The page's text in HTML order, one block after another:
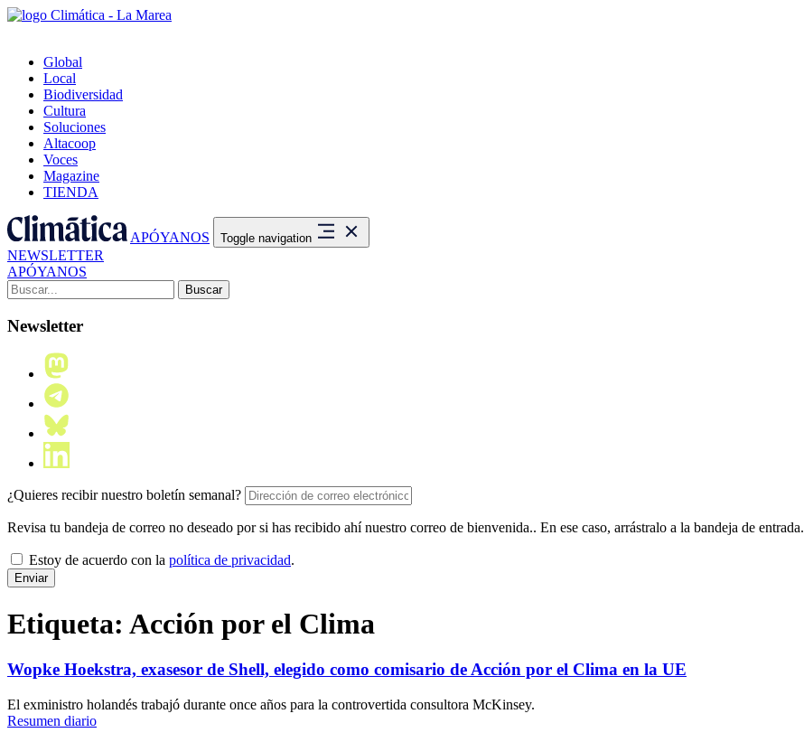
Global
Local
Biodiversidad
Cultura
Soluciones
Altacoop
Voces
Magazine
TIENDA
APÓYANOS Toggle navigation
NEWSLETTER
APÓYANOS
Buscar:
Newsletter
¿Quieres recibir nuestro boletín semanal?
Revisa tu bandeja de correo no deseado por si has recibido ahí nuestro correo de bienvenida.. En ese caso, arrástralo a la bandeja de entrada.
Estoy de acuerdo con la política de privacidad.
Etiqueta: Acción por el Clima
Wopke Hoekstra, exasesor de Shell, elegido como comisario de Acción por el Clima en la UE
El exministro holandés trabajó durante once años para la controvertida consultora McKinsey.
Resumen diario